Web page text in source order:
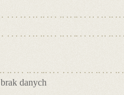
brak danych